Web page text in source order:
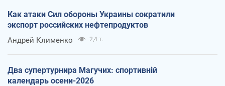
Как атаки Сил обороны Украины сократили
экспорт российских нефтепродуктов
Андрей Клименко 2,4 т.
Два супертурнира Магучих: спортивній
календарь осени-2026